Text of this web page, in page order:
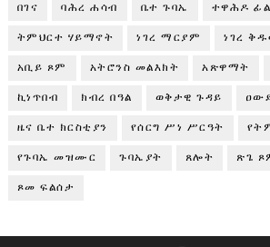
በገና ባሕረ ሐሳብ ቤተ ጉባኤ ተዋሕዶ
ትምህርተ ሃይማኖት ነገረ ማርያም ነገረ
አቢይ ጾም አትሮንስ መልእክት አጽዋማት
ኪነጥበብ ክብረ በዓል ወቅታዊ ጉዳይ
ዜና ቤተ ክርስቲያን የሰርግ ሥነ ሥርዓት
የጉባኤ መዝሙር ጉባኤያት ጸሎት ጽጌ
ጾመ ፍልሰታ